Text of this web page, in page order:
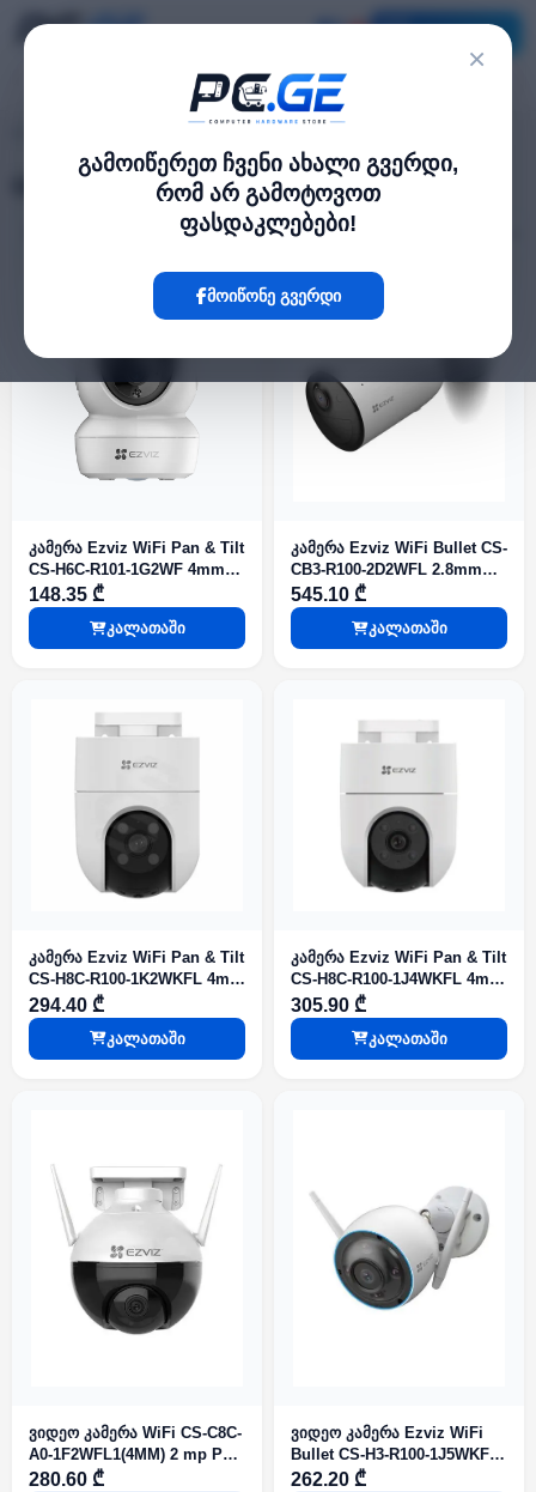
×
გამოიწერეთ ჩვენი ახალი გვერდი,
რომ არ გამოტოვოთ
ფასდაკლებები!
მოიწონე გვერდი
სმარტ კამერები
24 პროდუქტი
კამერა Ezviz WiFi Pan & Tilt
CS-H6C-R101-1G2WF 4mm
2mp Home Camera
148.35 ₾
კალათაში
კამერა Ezviz WiFi Bullet CS-
CB3-R100-2D2WFL 2.8mm
2mp Battery Capacity 5200
mAh
545.10 ₾
კალათაში
კამერა Ezviz WiFi Pan & Tilt
CS-H8C-R100-1K2WKFL 4mm
2mp Weatherproof Design
294.40 ₾
კალათაში
კამერა Ezviz WiFi Pan & Tilt
CS-H8C-R100-1J4WKFL 4mm
4mp Weatherproof Design
305.90 ₾
კალათაში
ვიდეო კამერა WiFi CS-C8C-
A0-1F2WFL1(4MM) 2 mp PT
Ezviz
280.60 ₾
ვიდეო კამერა Ezviz WiFi
Bullet CS-H3-R100-1J5WKFL
2.8mm 3K
262.20 ₾